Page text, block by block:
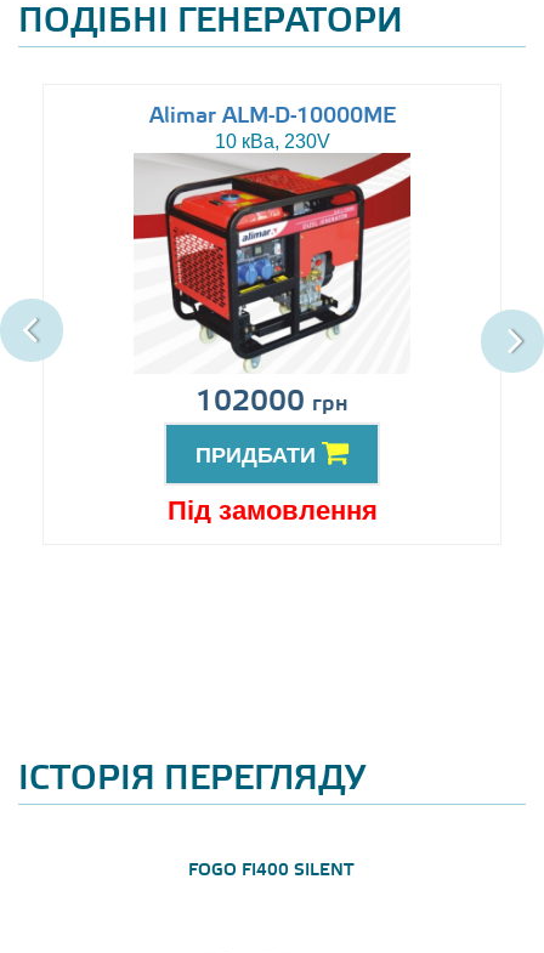
ПОДІБНІ ГЕНЕРАТОРИ
Alimar ALM-D-10000ME
10 кВа, 230V
102000 грн
ПРИДБАТИ
Під замовлення
ІСТОРІЯ ПЕРЕГЛЯДУ
FOGO FI400 SILENT